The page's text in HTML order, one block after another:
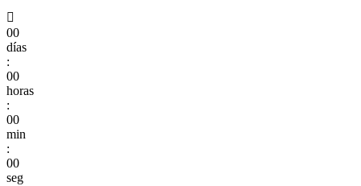

00
días
:
00
horas
:
00
min
:
00
seg